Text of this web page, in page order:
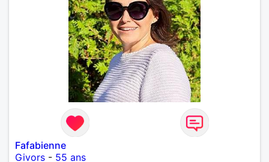
Fafabienne
Givors - 55 ans